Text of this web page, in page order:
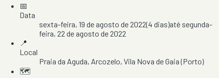
📅
Data
sexta-feira, 19 de agosto de 2022(4 dias)até segunda-
feira, 22 de agosto de 2022
📍
Local
Praia da Aguda, Arcozelo, Vila Nova de Gaia(Porto)
🗺️